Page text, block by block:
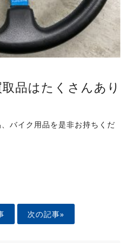
品はたくさんあり
バイク用品を是非お持ちくだ
次の記事»